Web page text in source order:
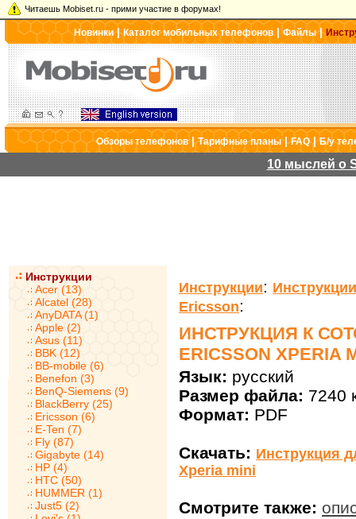
Читаешь Mobiset.ru - прими участие в форумах!
Новинки|Каталог мобильных телефонов |Файлы|
Обзоры телефонов|Тарифные планы|FAQ|Б/у
10 мыслей о
Инструкции
Acer (13)
Alcatel (28)
AnyDATA (1)
Apple (2)
Asus (11)
BBK (12)
BB-mobile (6)
Benefon (3)
BenQ-Siemens (9)
BlackBerry (25)
Ericsson (6)
E-Ten (7)
Fly (87)
Gigabyte (14)
HP (4)
HTC (50)
HUMMER (1)
Just5 (2)
Инструкции:
Ericsson:
ИНСТРУКЦИЯ К
ERICSSON XPERIA
Язык: русский
Размер файла: 7240
Формат: PDF
Скачать: Инструкция
Xperia mini
Смотрите также: